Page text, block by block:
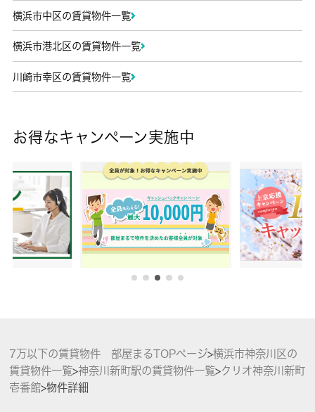
横浜市中区の賃貸物件一覧
横浜市港北区の賃貸物件一覧
川崎市幸区の賃貸物件一覧
お得なキャンペーン実施中
7万以下の賃貸物件 部屋まるTOPページ>横浜市神奈川区の
賃貸物件一覧>神奈川新町駅の賃貸物件一覧>クリオ神奈川新町
壱番館>物件詳細